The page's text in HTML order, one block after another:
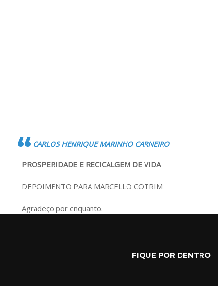
CARLOS HENRIQUE MARINHO CARNEIRO
PROSPERIDADE E RECICALGEM DE VIDA
DEPOIMENTO PARA MARCELLO COTRIM:
Agradeço por enquanto.
FIQUE POR DENTRO